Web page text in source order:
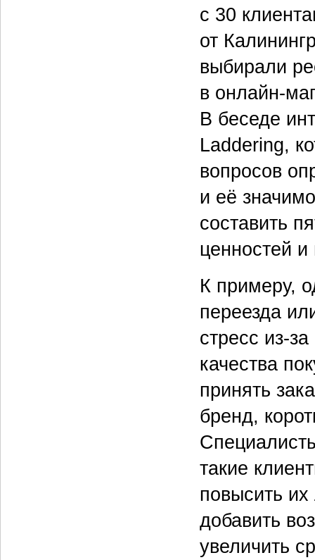
с 30
от
выбирали
в онлайн-
В беседе
Laddering,
вопросов
и её
составить
ценностей и
К примеру,
переезда
стресс из-
качества
принять
бренд,
такие
повысить
добавить
увеличить